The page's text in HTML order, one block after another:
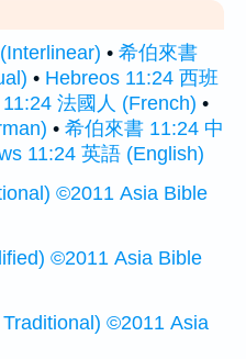
• 希伯來書
• Hebreos 11:24 西班
法國人 (French) •
• 希伯來書 11:24 中
11:24 英語 (English)
©2011 Asia Bible
©2011 Asia Bible
©2011 Asia